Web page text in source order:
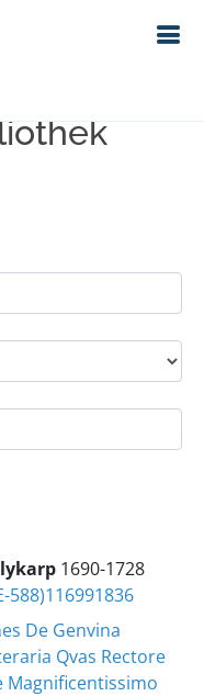
Bestand
1690-1728
588)116991836
De Genvina
Qvas Rectore
Magnificentissimo